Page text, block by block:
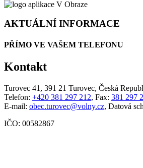
AKTUÁLNÍ INFORMACE
PŘÍMO VE VAŠEM TELEFONU
Kontakt
Turovec 41, 391 21 Turovec, Česká
Telefon: +420 381 297 212, Fax: 381 297
E-mail: obec.turovec@volny.cz, Datová
IČO: 00582867